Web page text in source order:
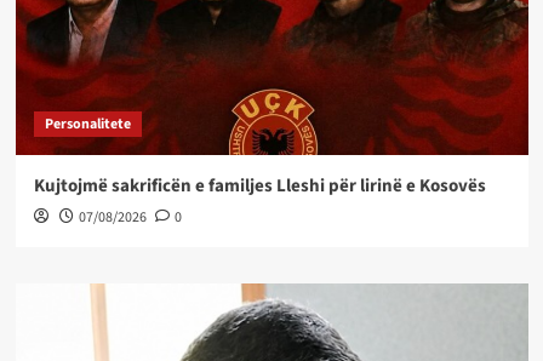
Personalitete
Kujtojmë sakrificën e familjes Lleshi për lirinë e Kosovës
07/08/2026 0